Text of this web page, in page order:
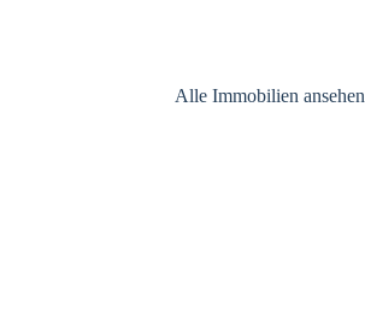
Alle Immobilien ansehen